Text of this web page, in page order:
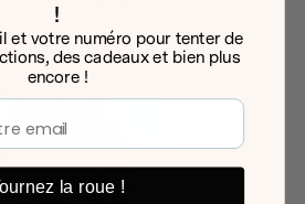
!
et votre numéro pour tenter de
des cadeaux et bien plus
encore !
la roue !